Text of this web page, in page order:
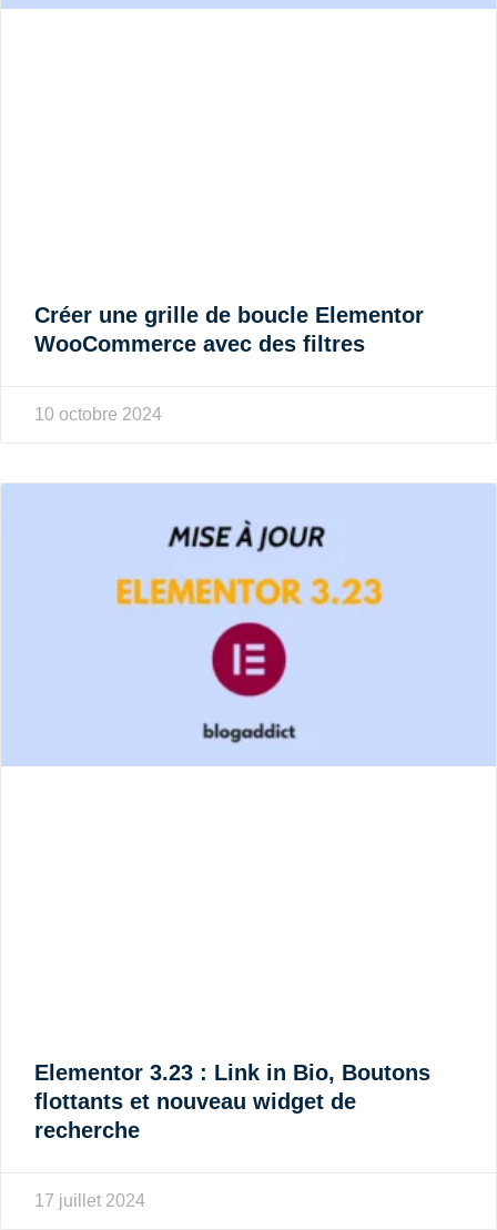
Créer une grille de boucle Elementor
WooCommerce avec des filtres
10 octobre 2024
Elementor 3.23 : Link in Bio, Boutons
flottants et nouveau widget de
recherche
17 juillet 2024